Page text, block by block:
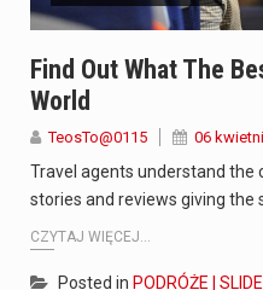
Find Out What The
World
TeosTo@0115 06
Travel agents understand
stories and reviews giving the
CZYTAJ WIĘCEJ...
Posted in PODRÓŻE |